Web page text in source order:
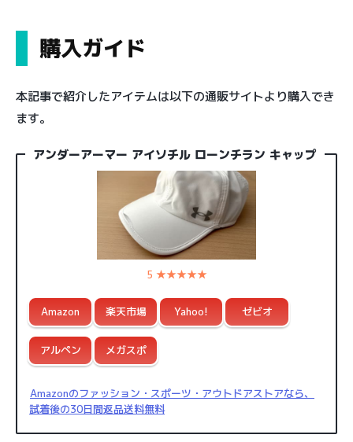
購入ガイド
本記事で紹介したアイテムは以下の通販サイトより購入でき
ます。
アンダーアーマー アイソチル ローンチラン キャップ
5 ★★★★★
Amazon 楽天市場 Yahoo! ゼビオ
アルペン メガスポ
Amazonのファッション・スポーツ・アウトドアストアなら、
試着後の30日間返品送料無料